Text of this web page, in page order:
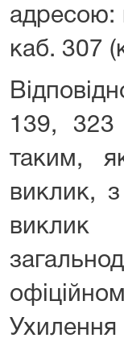
адресою:
каб. 307
139, 323
таким,
виклик,